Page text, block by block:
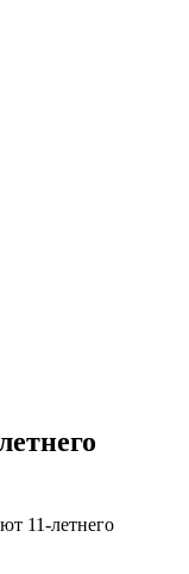
11-летнего